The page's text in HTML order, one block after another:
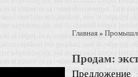
Главная»
Продам:
Предложение